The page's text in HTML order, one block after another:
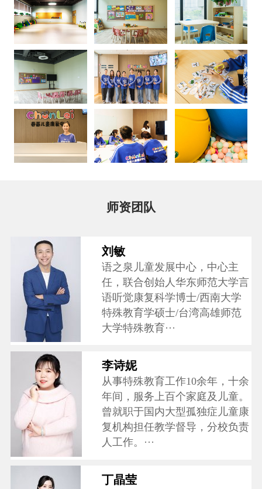
师资团队
刘敏
语之泉儿童发展中心，中心主
任，联合创始人华东师范大学言
语听觉康复科学博士/西南大学
特殊教育学硕士/台湾高雄师范
大学特殊教育···
李诗妮
从事特殊教育工作10余年，十余
年间，服务上百个家庭及儿童。
曾就职于国内大型孤独症儿童康
复机构担任教学督导，分校负责
人工作。···
丁晶莹